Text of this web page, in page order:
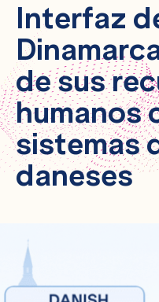
Interfaz
de sus
humanos
sistemas
daneses